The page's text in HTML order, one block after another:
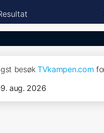
besøk TVkampen.com
aug. 2026